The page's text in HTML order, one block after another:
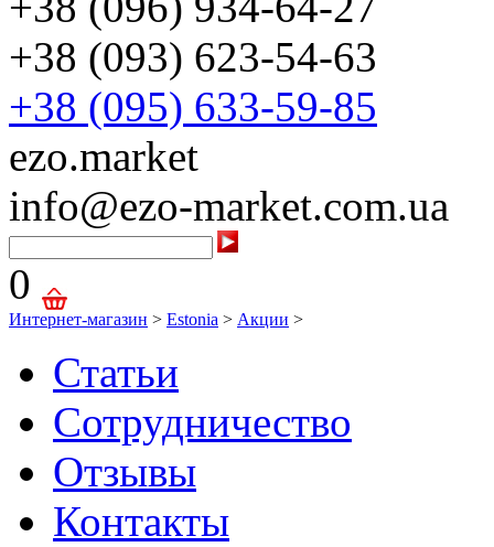
+38 (093) 623-54-63
+38 (095) 633-59-85
ezo.market
info@ezo-market.com.ua
0
Интернет-магазин > Estonia > Акции >
Статьи
Сотрудничество
Отзывы
Контакты